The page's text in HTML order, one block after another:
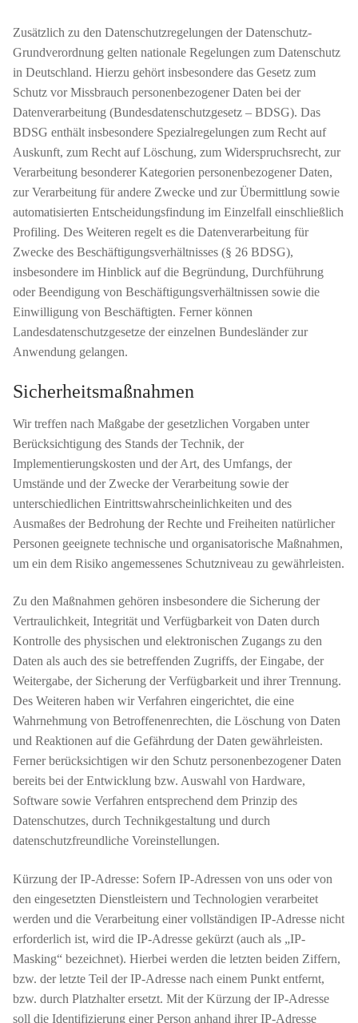
Zusätzlich zu den Datenschutzregelungen der Datenschutz-
Grundverordnung gelten nationale Regelungen zum Datenschutz
in Deutschland. Hierzu gehört insbesondere das Gesetz zum
Schutz vor Missbrauch personenbezogener Daten bei der
Datenverarbeitung (Bundesdatenschutzgesetz – BDSG). Das
BDSG enthält insbesondere Spezialregelungen zum Recht auf
Auskunft, zum Recht auf Löschung, zum Widerspruchsrecht, zur
Verarbeitung besonderer Kategorien personenbezogener Daten,
zur Verarbeitung für andere Zwecke und zur Übermittlung sowie
automatisierten Entscheidungsfindung im Einzelfall einschließlich
Profiling. Des Weiteren regelt es die Datenverarbeitung für
Zwecke des Beschäftigungsverhältnisses (§ 26 BDSG),
insbesondere im Hinblick auf die Begründung, Durchführung
oder Beendigung von Beschäftigungsverhältnissen sowie die
Einwilligung von Beschäftigten. Ferner können
Landesdatenschutzgesetze der einzelnen Bundesländer zur
Anwendung gelangen.
Sicherheitsmaßnahmen
Wir treffen nach Maßgabe der gesetzlichen Vorgaben unter
Berücksichtigung des Stands der Technik, der
Implementierungskosten und der Art, des Umfangs, der
Umstände und der Zwecke der Verarbeitung sowie der
unterschiedlichen Eintrittswahrscheinlichkeiten und des
Ausmaßes der Bedrohung der Rechte und Freiheiten natürlicher
Personen geeignete technische und organisatorische Maßnahmen,
um ein dem Risiko angemessenes Schutzniveau zu gewährleisten.
Zu den Maßnahmen gehören insbesondere die Sicherung der
Vertraulichkeit, Integrität und Verfügbarkeit von Daten durch
Kontrolle des physischen und elektronischen Zugangs zu den
Daten als auch des sie betreffenden Zugriffs, der Eingabe, der
Weitergabe, der Sicherung der Verfügbarkeit und ihrer Trennung.
Des Weiteren haben wir Verfahren eingerichtet, die eine
Wahrnehmung von Betroffenenrechten, die Löschung von Daten
und Reaktionen auf die Gefährdung der Daten gewährleisten.
Ferner berücksichtigen wir den Schutz personenbezogener Daten
bereits bei der Entwicklung bzw. Auswahl von Hardware,
Software sowie Verfahren entsprechend dem Prinzip des
Datenschutzes, durch Technikgestaltung und durch
datenschutzfreundliche Voreinstellungen.
Kürzung der IP-Adresse: Sofern IP-Adressen von uns oder von
den eingesetzten Dienstleistern und Technologien verarbeitet
werden und die Verarbeitung einer vollständigen IP-Adresse nicht
erforderlich ist, wird die IP-Adresse gekürzt (auch als „IP-
Masking“ bezeichnet). Hierbei werden die letzten beiden Ziffern,
bzw. der letzte Teil der IP-Adresse nach einem Punkt entfernt,
bzw. durch Platzhalter ersetzt. Mit der Kürzung der IP-Adresse
soll die Identifizierung einer Person anhand ihrer IP-Adresse